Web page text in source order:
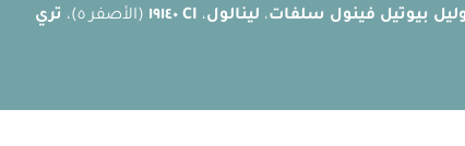
بيوتيل فينول سلفات، لينالول، CI ١٩١٤٠ (الأصفر ٥)،
تري